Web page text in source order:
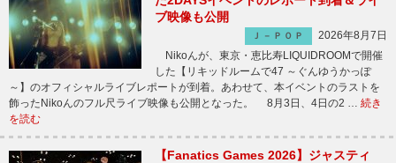
ブ映像も公開
Ｊ－ＰＯＰ
2026年8月7日
Nikoんが、東京・恵比寿LIQUIDROOMで開催
した【リキッドルームで47 ～ぐんゆうかっぽ
～】のオフィシャルライブレポートが到着。あわせて、本イベントのラストを
飾ったNikoんのフル尺ライブ映像も公開となった。 8月3日、4日の2 … 続き
を読む
【Fanatics Games 2026】ジャスティ